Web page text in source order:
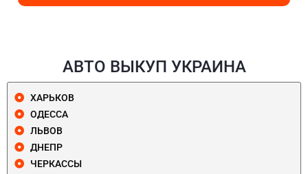
АВТО ВЫКУП УКРАИНА
ХАРЬКОВ
ОДЕССА
ЛЬВОВ
ДНЕПР
ЧЕРКАССЫ